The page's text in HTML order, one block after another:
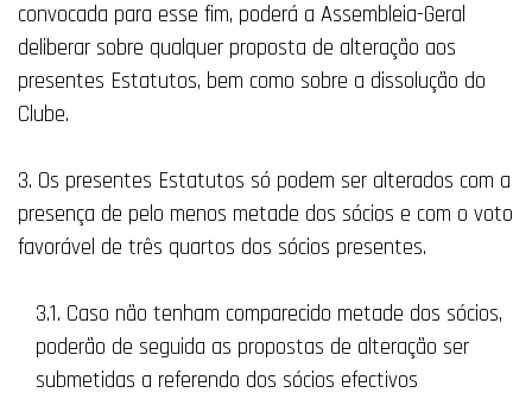
convocada para esse fim, poderá a Assembleia-Geral
deliberar sobre qualquer proposta de alteração aos
presentes Estatutos, bem como sobre a dissolução do
Clube.
3. Os presentes Estatutos só podem ser alterados com a
presença de pelo menos metade dos sócios e com o voto
favorável de três quartos dos sócios presentes.
3.1. Caso não tenham comparecido metade dos sócios,
poderão de seguida as propostas de alteração ser
submetidas a referendo dos sócios efectivos